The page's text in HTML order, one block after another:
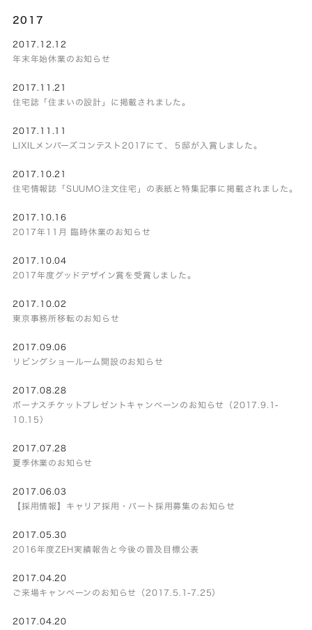
2017
2017.12.12
年末年始休業のお知らせ
2017.11.21
住宅誌「住まいの設計」に掲載されました。
2017.11.11
LIXILメンバーズコンテスト2017にて、５邸が入賞しました。
2017.10.21
住宅情報誌「SUUMO注文住宅」の表紙と特集記事に掲載されました。
2017.10.16
2017年11月 臨時休業のお知らせ
2017.10.04
2017年度グッドデザイン賞を受賞しました。
2017.10.02
東京事務所移転のお知らせ
2017.09.06
リビングショールーム開設のお知らせ
2017.08.28
ボーナスチケットプレゼントキャンペーンのお知らせ（2017.9.1-
10.15）
2017.07.28
夏季休業のお知らせ
2017.06.03
【採用情報】キャリア採用・パート採用募集のお知らせ
2017.05.30
2016年度ZEH実績報告と今後の普及目標公表
2017.04.20
ご来場キャンペーンのお知らせ（2017.5.1-7.25）
2017.04.20